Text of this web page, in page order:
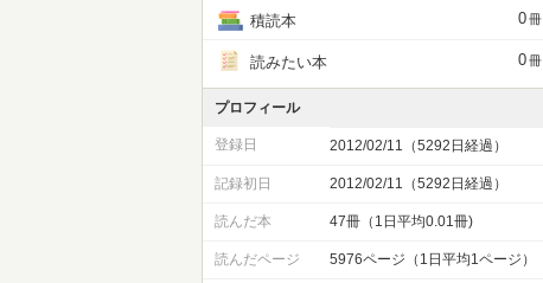
積読本 0冊
読みたい本 0冊
プロフィール
登録日 2012/02/11（5292日経過）
記録初日 2012/02/11（5292日経過）
読んだ本 47冊（1日平均0.01冊)
読んだページ 5976ページ（1日平均1ページ）